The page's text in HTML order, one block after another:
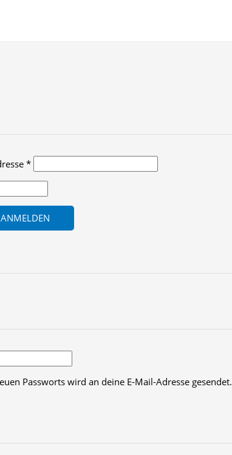
*Erforderlich
ANMELDEN
Passworts wird an deine E-Mail-Adresse gesendet.